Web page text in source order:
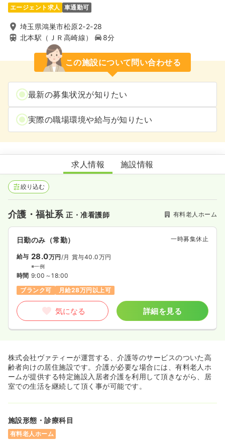
エージェント求人 車通勤可
埼玉県鴻巣市松原2-2-28
北本駅（ＪＲ高崎線）
8分
この施設について問い合わせる
最新の募集状況が知りたい
実際の職場環境や給与が知りたい
ふるさとホーム鴻巣
求人情報 施設情報
絞り込む
介護・福祉系正・准看護師 有料老人ホーム
日勤のみ（常勤） 一時募集休止
給与 28.0万円/月 賞与40.0万円
※一例
時間 9:00～18:00
ブランク可
月給28万円以上可
気になる 詳細を見る
株式会社ヴァティーが運営する、介護等のサービスのついた高
齢者向けの居住施設です。介護が必要な場合には、有料老人ホ
ームが提供する特定施設入居者介護を利用して頂きながら、居
室での生活を継続して頂く事が可能です。
施設形態・診療科目
有料老人ホーム